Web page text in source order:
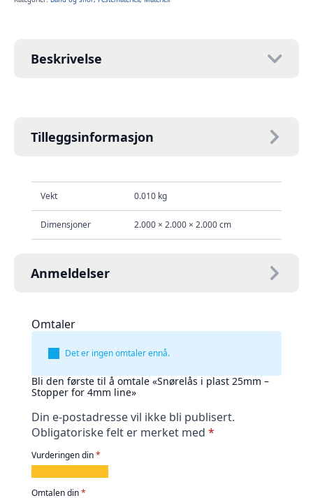
Beskrivelse
Tilleggsinformasjon
Vekt 0.010 kg
Dimensjoner 2.000 × 2.000 × 2.000 cm
Anmeldelser
Omtaler
Det er ingen omtaler ennå.
Bli den første til å omtale «Snørelås i plast 25mm –
Stopper for 4mm line»
Din e-postadresse vil ikke bli publisert.
Obligatoriske felt er merket med *
Vurderingen din*
av av av av
Omtalen din*